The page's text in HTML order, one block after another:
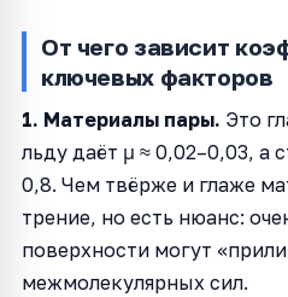
От чего зависит
ключевых факторов
1. Материалы пары. Это
льду даёт μ ≈ 0,02–0,03, а
0,8. Чем твёрже и глаже
трение, но есть нюанс:
поверхности могут
межмолекулярных сил.